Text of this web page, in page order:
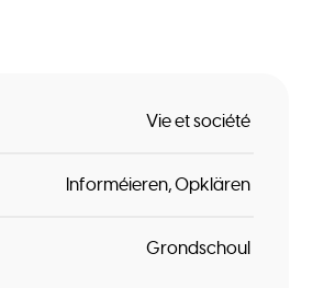
Vie et société
Informéieren Opklären
Grondschoul